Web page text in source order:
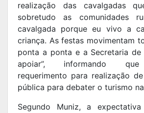
realização das cavalgadas
sobretudo as comunidades
cavalgada porque eu vivo a
criança. As festas movimentam
ponta a ponta e a Secretaria de
apoiar”, informando que
requerimento para realização
pública para debater o turismo
Segundo Muniz, a